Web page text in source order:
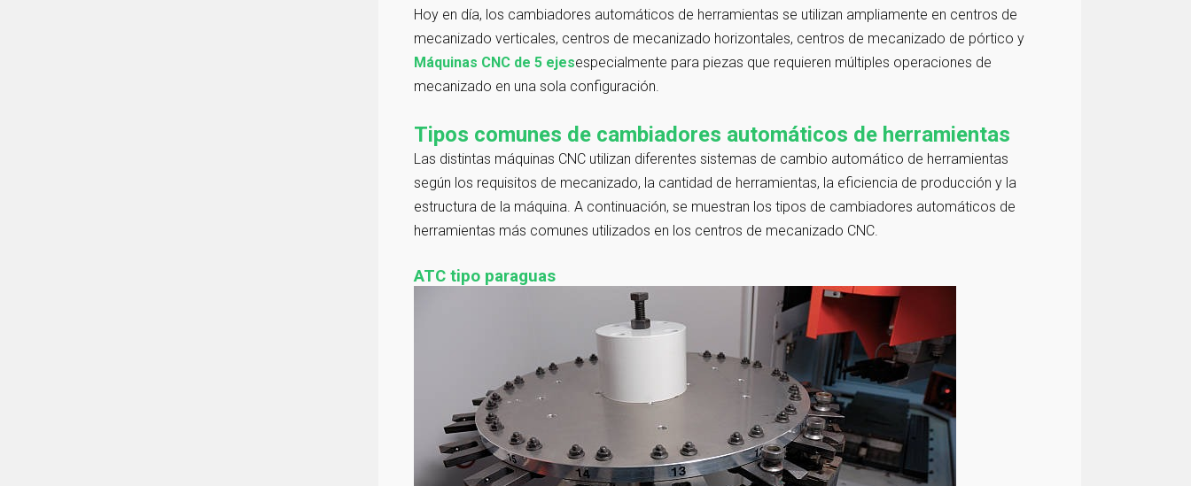
Hoy en día, los cambiadores automáticos de herramientas se utilizan ampliamente en centros de
mecanizado verticales, centros de mecanizado horizontales, centros de mecanizado de pórtico y
Máquinas CNC de 5 ejesespecialmente para piezas que requieren múltiples operaciones de
mecanizado en una sola configuración.
Tipos comunes de cambiadores automáticos de herramientas
Las distintas máquinas CNC utilizan diferentes sistemas de cambio automático de herramientas
según los requisitos de mecanizado, la cantidad de herramientas, la eficiencia de producción y la
estructura de la máquina. A continuación, se muestran los tipos de cambiadores automáticos de
herramientas más comunes utilizados en los centros de mecanizado CNC.
ATC tipo paraguas